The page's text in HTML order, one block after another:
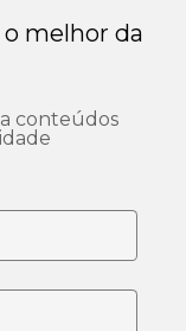
melhor da
conteúdos